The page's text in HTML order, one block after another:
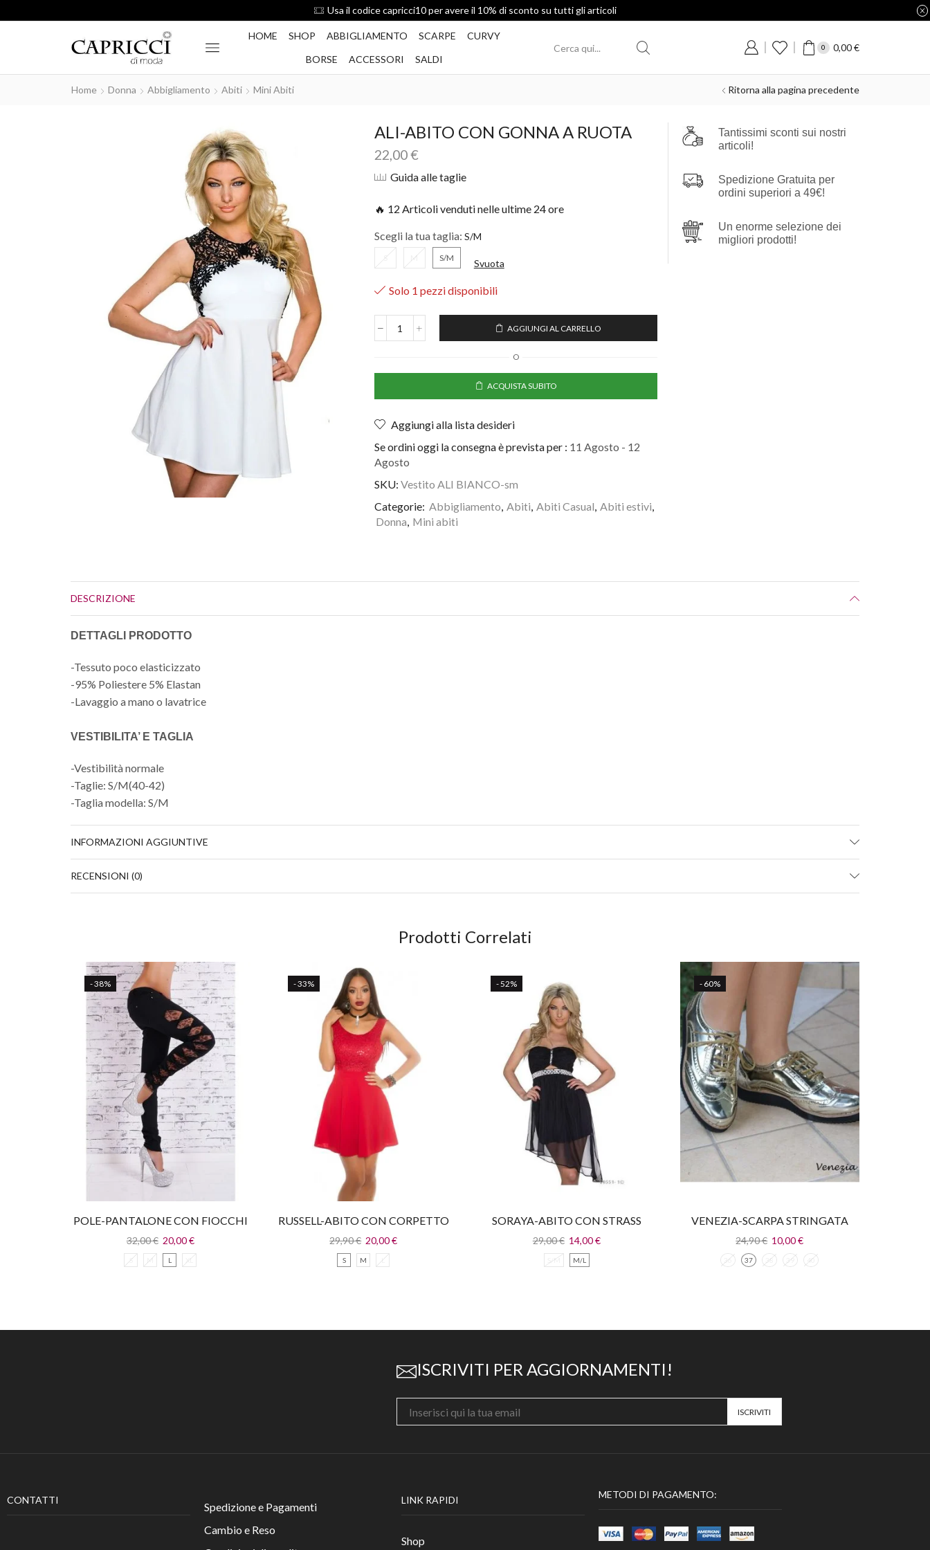
Spedizione Gratis per ordini superiori a 49€
HOME SHOP ABBIGLIAMENTO SCARPE
CURVY
BORSE
ACCESSORI SALDI
0 0,00€
Home Donna Abbigliamento Abiti Mini Abiti Ritorna alla pagina precedente
ALI-ABITO CON GONNA A RUOTA
22,00€
Guida alle taglie
🔥 12 Articoli venduti nelle ultime 24 ore
Scegli la tua taglia:
S M S/M Svuota
Solo 1 pezzi disponibili
AGGIUNGI AL CARRELLO
O
ACQUISTA SUBITO
Aggiungi alla lista desideri
Se ordini oggi la consegna è prevista per : 11 Agosto - 12
Agosto
SKU: Vestito ALI BIANCO-sm
Categorie: Abbigliamento Abiti Abiti Casual Abiti estivi
Donna Mini abiti
Tantissimi sconti sui nostri
articoli!
Spedizione Gratuita per
ordini superiori a 49€!
Un enorme selezione dei
migliori prodotti!
DESCRIZIONE
DETTAGLI PRODOTTO
-Tessuto poco elasticizzato
-95% Poliestere 5% Elastan
-Lavaggio a mano o lavatrice
VESTIBILITA’ E TAGLIA
-Vestibilità normale
-Taglie: S/M(40-42)
-Taglia modella: S/M
INFORMAZIONI AGGIUNTIVE
RECENSIONI (0)
Prodotti Correlati
- 38%
POLE-PANTALONE CON FIOCCHI
E INSERTI LEOPARDATI
32,00€ 20,00€
S M L XL
- 33%
RUSSELL-ABITO CON CORPETTO
IN PAILLETTES
29,90€ 20,00€
S M L
- 52%
SORAYA-ABITO CON STRASS
29,00€ 14,00€
S/M M/L
- 60%
VENEZIA-SCARPA STRINGATA
ORO
24,90€ 10,00€
36 37 38 39 40
ISCRIVITI PER AGGIORNAMENTI!
CONTATTI
Spedizione e Pagamenti
Cambio e Reso
LINK RAPIDI
Shop
METODI DI PAGAMENTO: